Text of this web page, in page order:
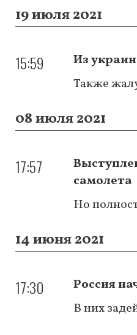
19 июля 2021
15:59
Из
Также
08 июля 2021
17:57
самолета
Но
14 июня 2021
17:30
Россия
В них